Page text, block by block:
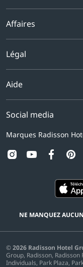
Affaires
Légal
Aide
Social media
Marques Radisson
instagram
NE MANQUEZ
©2026 Radisson Hotel
Group, Radisson, Radisson
Individuals, Park Plaza,